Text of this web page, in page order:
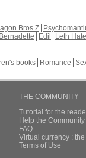
Bros Z
Edil
Leth Hate
books Romance
THE COMMUNITY
Tutorial for the
Help the
FAQ
Virtual currency :
Terms of Use